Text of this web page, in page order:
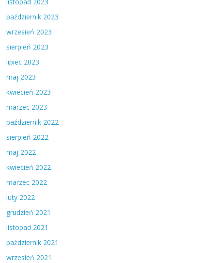
październik 2023
wrzesień 2023
sierpień 2023
lipiec 2023
maj 2023
kwiecień 2023
marzec 2023
październik 2022
sierpień 2022
maj 2022
kwiecień 2022
marzec 2022
luty 2022
grudzień 2021
listopad 2021
październik 2021
wrzesień 2021